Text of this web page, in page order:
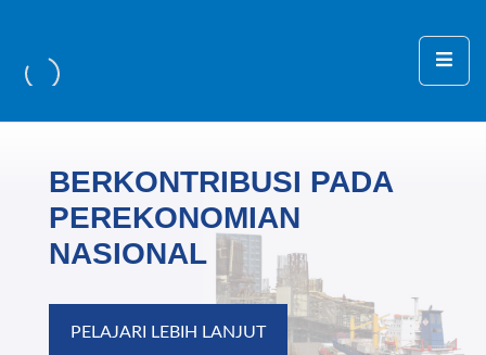
BERKONTRIBUSI PADA
PEREKONOMIAN
NASIONAL
PELAJARI LEBIH LANJUT